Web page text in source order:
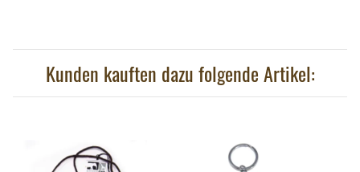
Kunden kauften dazu folgende Artikel: